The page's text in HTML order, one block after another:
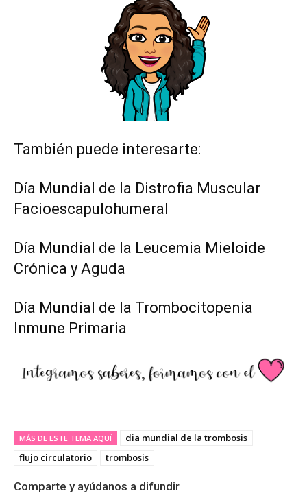
También puede interesarte:
Día Mundial de la Distrofia Muscular
Facioescapulohumeral
Día Mundial de la Leucemia Mieloide
Crónica y Aguda
Día Mundial de la Trombocitopenia
Inmune Primaria
MÁS DE ESTE TEMA AQUÏ
dia mundial de la trombosis
flujo circulatorio
trombosis
Comparte y ayúdanos a difundir